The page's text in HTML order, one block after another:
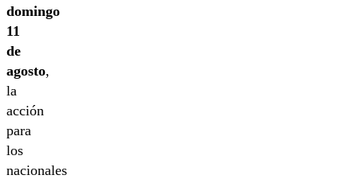
domingo
11
de
agosto,
la
acción
para
los
nacionales